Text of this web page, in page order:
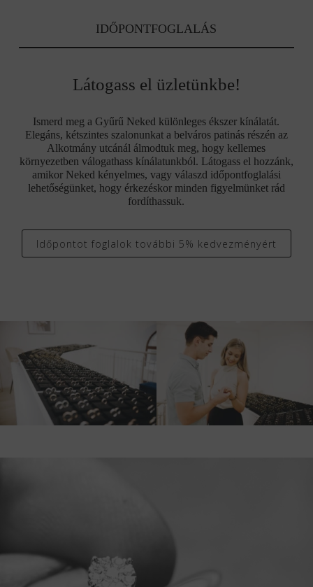
IDŐPONTFOGLALÁS
Látogass el üzletünkbe!
Ismerd meg a Gyűrű Neked különleges ékszer kínálatát.
Elegáns, kétszintes szalonunkat a belváros patinás részén az
Alkotmány utcánál álmodtuk meg, hogy kellemes
környezetben válogathass kínálatunkból. Látogass el hozzánk,
amikor Neked kényelmes, vagy válaszd időpontfoglalási
lehetőségünket, hogy érkezéskor minden figyelmünket rád
fordíthassuk.
Időpontot foglalok további 5% kedvezményért